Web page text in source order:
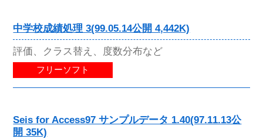
中学校成績処理 3(99.05.14公開 4,442K)
評価、クラス替え、度数分布など
フリーソフト
Seis for Access97 サンプルデータ 1.40(97.11.13公
開 35K)